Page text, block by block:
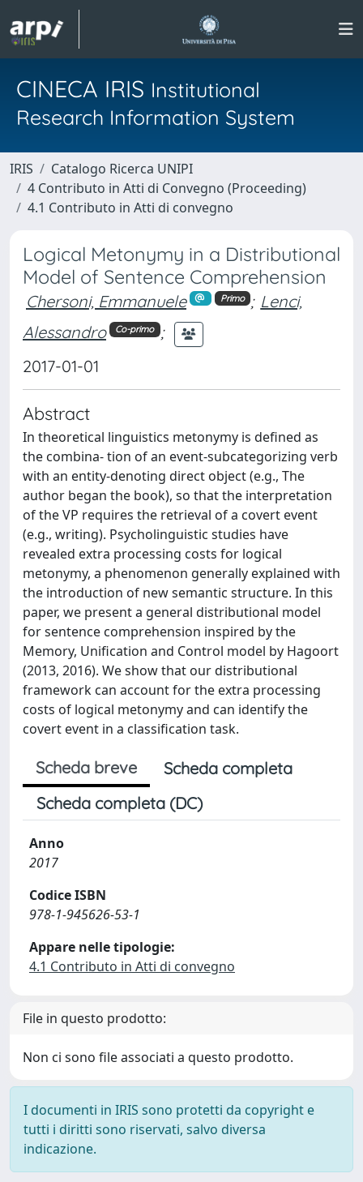
CINECA IRIS Institutional
Research Information System
IRIS
Catalogo Ricerca UNIPI
4 Contributo in Atti di Convegno (Proceeding)
4.1 Contributo in Atti di convegno
Logical Metonymy in a Distributional
Model of Sentence Comprehension
Chersoni, Emmanuele Primo ; Lenci,
Alessandro
Co-primo ;
2017-01-01
Abstract
In theoretical linguistics metonymy is defined as
the combina- tion of an event-subcategorizing verb
with an entity-denoting direct object (e.g., The
author began the book), so that the interpretation
of the VP requires the retrieval of a covert event
(e.g., writing). Psycholinguistic studies have
revealed extra processing costs for logical
metonymy, a phenomenon generally explained with
the introduction of new semantic structure. In this
paper, we present a general distributional model
for sentence comprehension inspired by the
Memory, Unification and Control model by Hagoort
(2013, 2016). We show that our distributional
framework can account for the extra processing
costs of logical metonymy and can identify the
covert event in a classification task.
Scheda breve
Scheda completa
Scheda completa (DC)
Anno
2017
Codice ISBN
978-1-945626-53-1
Appare nelle tipologie:
4.1 Contributo in Atti di convegno
File in questo prodotto:
Non ci sono file associati a questo prodotto.
I documenti in IRIS sono protetti da copyright e
tutti i diritti sono riservati, salvo diversa
indicazione.